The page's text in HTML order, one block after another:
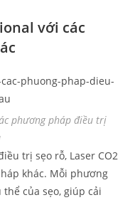
với các
phương pháp điều trị
trị sẹo rỗ, Laser CO2
khác. Mỗi phương
của sẹo, giúp cải